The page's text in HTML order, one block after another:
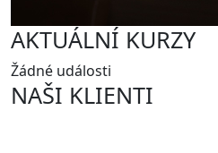
AKTUÁLNÍ KURZY
Žádné události
NAŠI KLIENTI